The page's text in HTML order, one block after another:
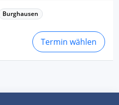
Burghausen
Termin wählen